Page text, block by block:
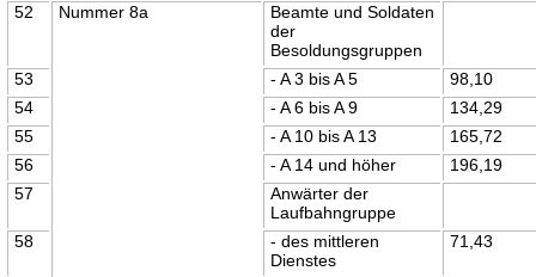
52
Nummer 8a
Beamte und Soldaten
der
Besoldungsgruppen
53
- A 3 bis A 5
98,10
54
- A 6 bis A 9
134,29
55
- A 10 bis A 13
165,72
56
- A 14 und höher
196,19
57
Anwärter der
Laufbahngruppe
58
- des mittleren
Dienstes
71,43